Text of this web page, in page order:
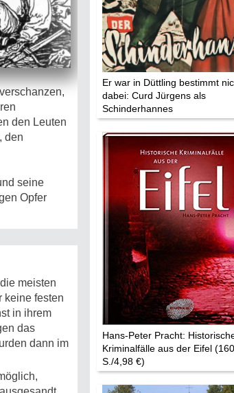
den Leuten
den
seine
Opfer
meisten
keine festen
in ihrem
das
dann im
Mediathek
Impressum
Datenschutz
Er war in Düttling bestimmt
dabei: Curd Jürgens als
Schinderhannes
Hans-Peter Pracht:
Kriminalfälle aus der Eifel (160
S./4,98 €)